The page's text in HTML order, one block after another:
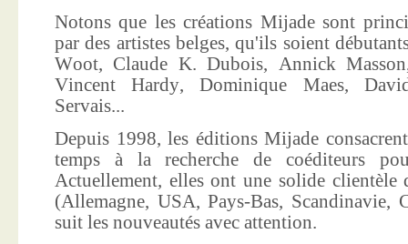
Notons que les créations Mijade sont
par des artistes belges, qu'ils soient
Woot, Claude K. Dubois, Annick
Vincent Hardy, Dominique Maes,
Servais...
Depuis 1998, les éditions Mijade
temps à la recherche de coéditeurs
Actuellement, elles ont une solide clientèle
(Allemagne, USA, Pays-Bas, Scandinavie,
suit les nouveautés avec attention.